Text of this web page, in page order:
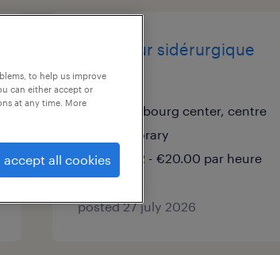
opérateur sidérurgique
(h/x/f)
luxembourg center, centre
temporary
€19.22 - €20.00 par heure
posted 27 july 2026
to help us improve
can either accept or
at any time. More
accept all cookies